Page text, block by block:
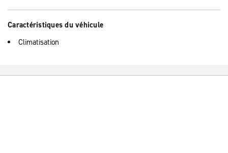
Caractéristiques du véhicule
Climatisation